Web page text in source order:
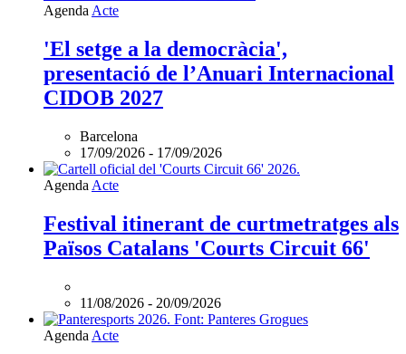
Agenda Acte
'El setge a la democràcia',
presentació de l’Anuari Internacional
CIDOB 2027
Barcelona
17/09/2026 - 17/09/2026
Agenda Acte
Festival itinerant de curtmetratges als
Països Catalans 'Courts Circuit 66'
11/08/2026 - 20/09/2026
Agenda Acte